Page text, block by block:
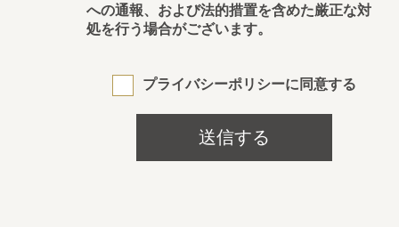
への通報、および法的措置を含めた厳正な対
処を行う場合がございます。
プライバシーポリシーに同意する
送信する